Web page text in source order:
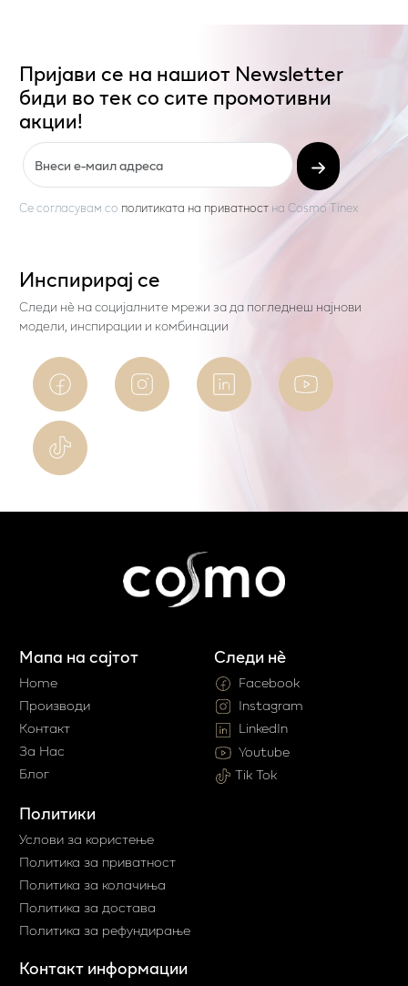
Пријави се на нашиот Newsletter
биди во тек со сите промотивни
акции!
Се согласувам со политиката на приватност на Cosmo Tinex
Инспирирај се
Следи нѐ на социјалните мрежи за да погледнеш најнови
модели, инспирации и комбинации
Мапа на сајтот
Home
Производи
Контакт
За Нас
Блог
Политики
Услови за користење
Политика за приватност
Политика за колачиња
Политика за достава
Политика за рефундирање
Контакт информации
Следи нè
Facebook
Instagram
LinkedIn
Youtube
Tik Tok